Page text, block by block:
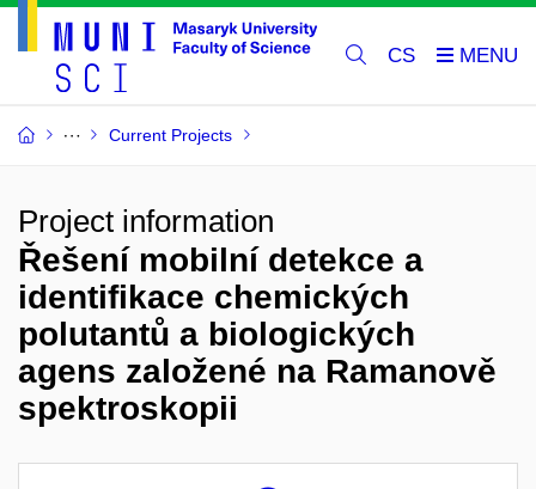
CS
Current Projects
Project information
Řešení mobilní detekce a
identifikace chemických
polutantů a biologických
agens založené na Ramanově
spektroskopii